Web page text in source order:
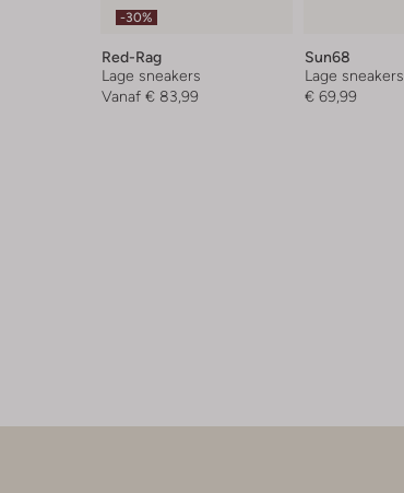
-30%
Red-Rag
Lage sneakers
Vanaf € 83,99
Sun68
Lage sneakers
€ 69,99